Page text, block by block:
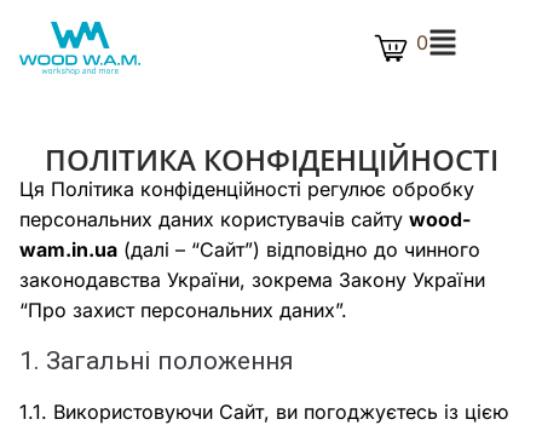
0
ПОЛІТИКА КОНФІДЕНЦІЙНОСТІ
Ця Політика конфіденційності регулює обробку
персональних даних користувачів сайту wood-
wam.in.ua (далі – “Сайт”) відповідно до чинного
законодавства України, зокрема Закону України
“Про захист персональних даних”.
1. Загальні положення
1.1. Використовуючи Сайт, ви погоджуєтесь із цією